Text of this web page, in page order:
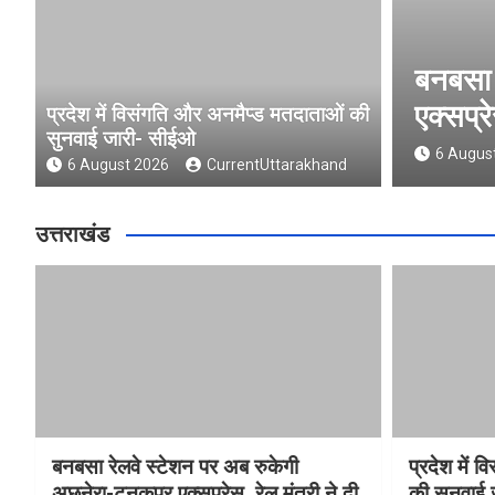
प्रदेश में विसंगति और अनमैप्ड मतदाताओं की
सुनवाई जारी- सीईओ
6 August 2026 CurrentUttarakhand
स्वीकृति
उत्तराखंड
बनबसा रेलवे स्टेशन पर अब रुकेगी
प्रदेश में